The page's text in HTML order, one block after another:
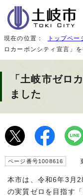
現在の位置： トップペー
ロカーボンシティ宣言」
「土岐市ゼロ
ました
ページ番号1008616
本市は、令和6年3月
の実質ゼロを目指す